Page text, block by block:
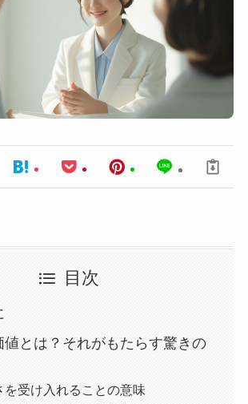
目次
値とは？それがもたらす驚きの
を受け入れることの意味